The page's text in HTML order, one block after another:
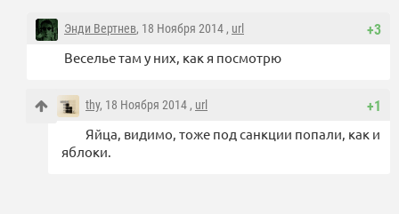
+3
Энди Вертнев, 18 Ноября 2014 , url
Веселье там у них, как я посмотрю
+1
thy, 18 Ноября 2014 , url
Яйца, видимо, тоже под санкции попали, как и
яблоки.